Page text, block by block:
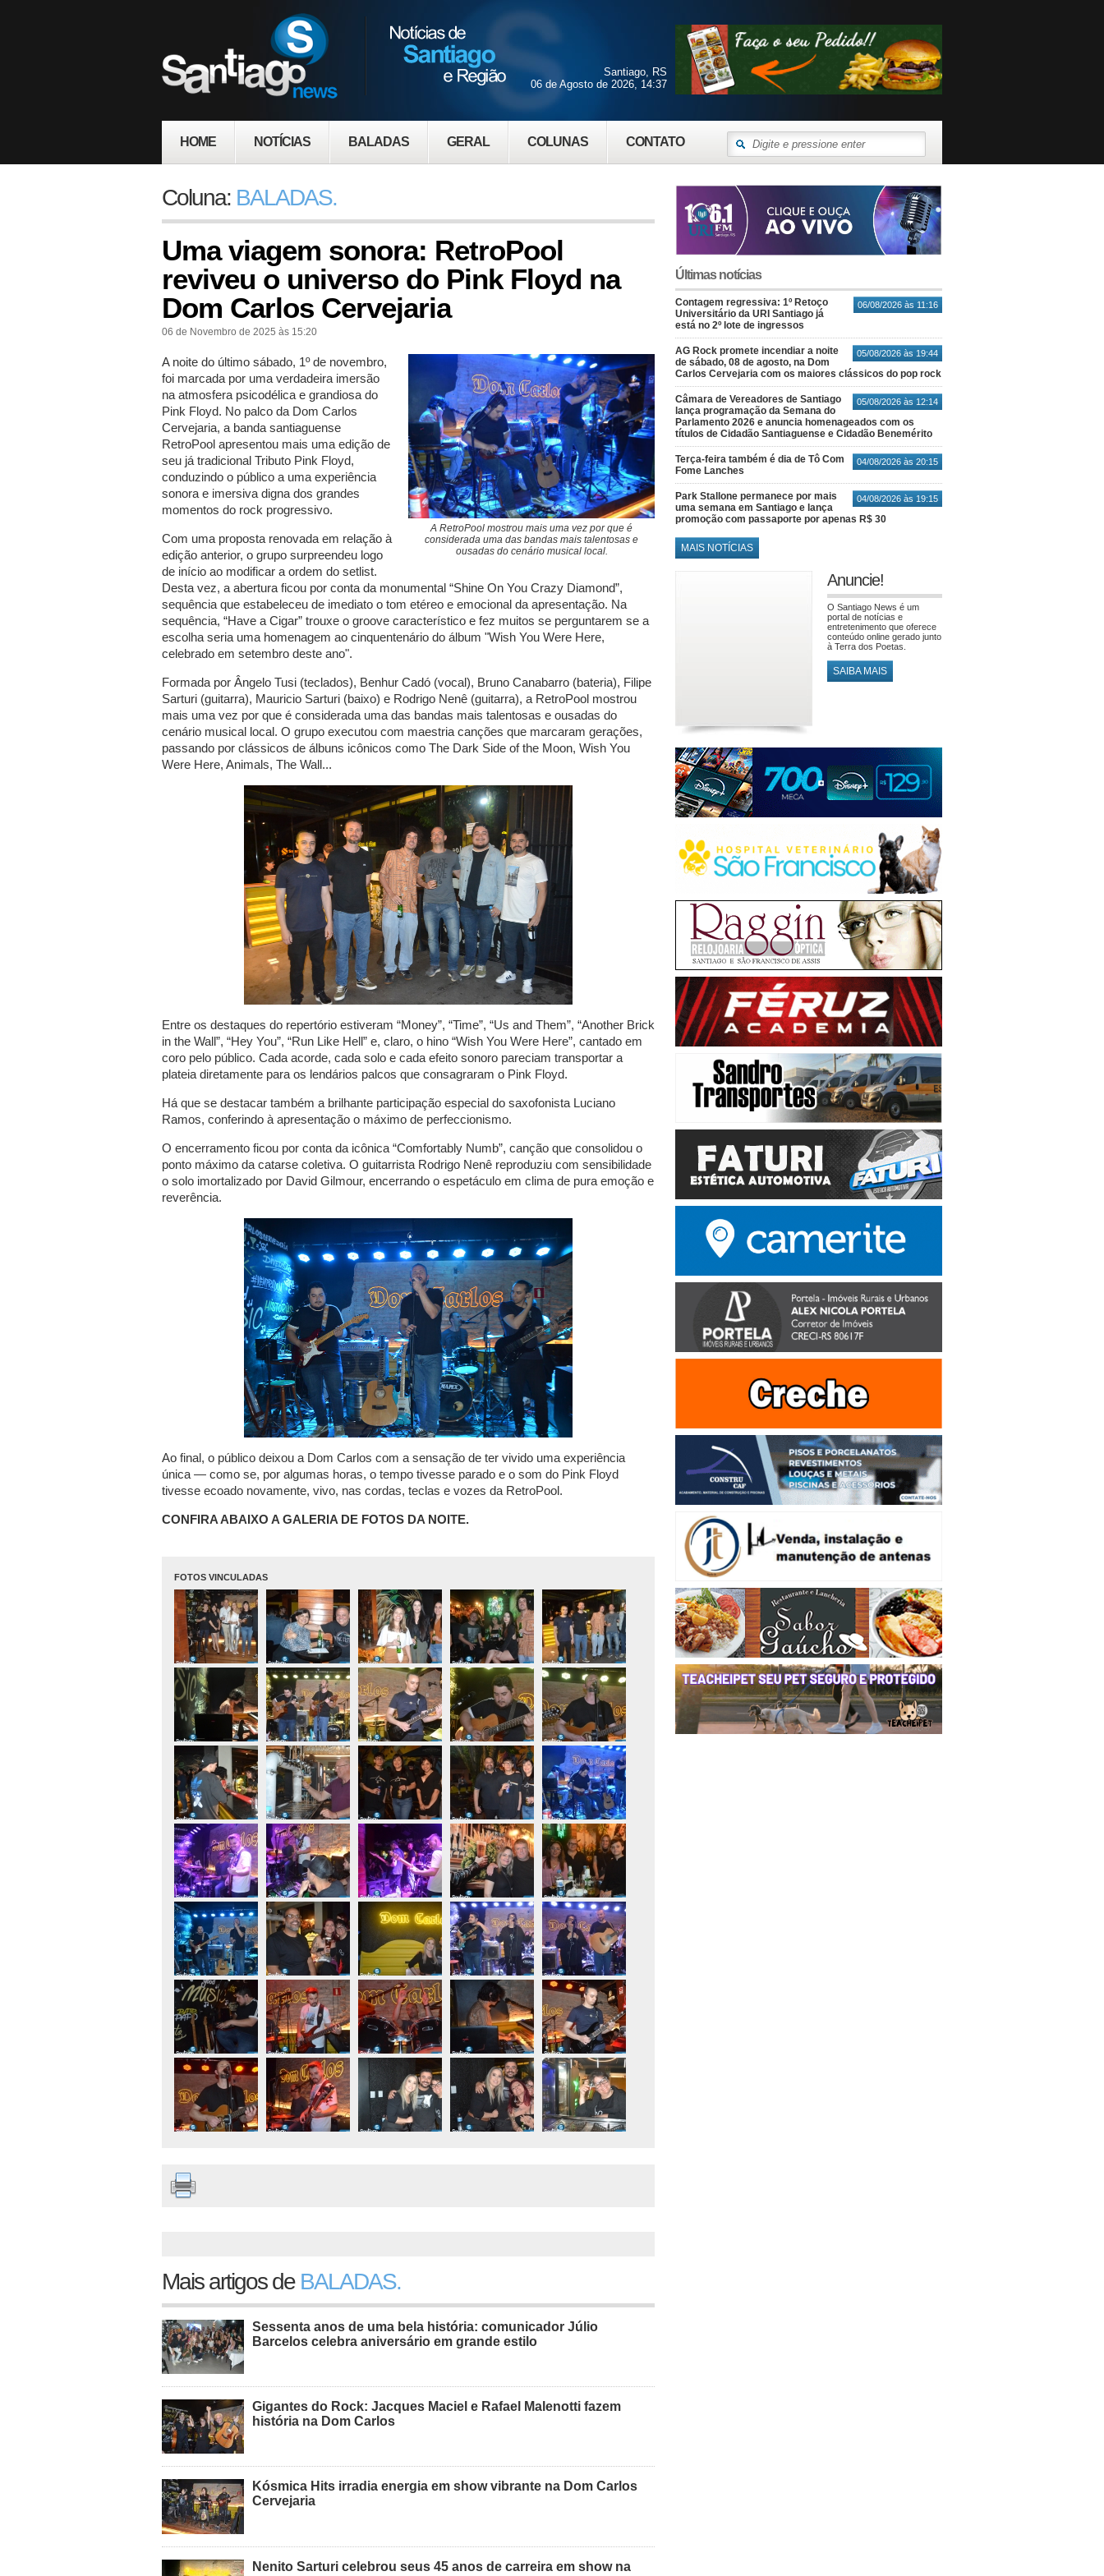
HOME NOTÍCIAS BALADAS GERAL COLUNAS CONTATO
Santiago, RS
06 de Agosto de 2026, 14:37
Coluna: BALADAS.
Uma viagem sonora: RetroPool
reviveu o universo do Pink Floyd na
Dom Carlos Cervejaria
06 de Novembro de 2025 às 15:20
A RetroPool mostrou mais uma vez por que é
considerada uma das bandas mais talentosas e
ousadas do cenário musical local.
A noite do último sábado, 1º de novembro,
foi marcada por uma verdadeira imersão
na atmosfera psicodélica e grandiosa do
Pink Floyd. No palco da Dom Carlos
Cervejaria, a banda santiaguense
RetroPool apresentou mais uma edição de
seu já tradicional Tributo Pink Floyd,
conduzindo o público a uma experiência
sonora e imersiva digna dos grandes
momentos do rock progressivo.
Com uma proposta renovada em relação à
edição anterior, o grupo surpreendeu logo
de início ao modificar a ordem do setlist.
Desta vez, a abertura ficou por conta da monumental “Shine On You Crazy Diamond”,
sequência que estabeleceu de imediato o tom etéreo e emocional da apresentação. Na
sequência, “Have a Cigar” trouxe o groove característico e fez muitos se perguntarem se a
escolha seria uma homenagem ao cinquentenário do álbum "Wish You Were Here,
celebrado em setembro deste ano".
Formada por Ângelo Tusi (teclados), Benhur Cadó (vocal), Bruno Canabarro (bateria), Filipe
Sarturi (guitarra), Mauricio Sarturi (baixo) e Rodrigo Nenê (guitarra), a RetroPool mostrou
mais uma vez por que é considerada uma das bandas mais talentosas e ousadas do
cenário musical local. O grupo executou com maestria canções que marcaram gerações,
passando por clássicos de álbuns icônicos como The Dark Side of the Moon, Wish You
Were Here, Animals, The Wall...
Entre os destaques do repertório estiveram “Money”, “Time”, “Us and Them”, “Another Brick
in the Wall”, “Hey You”, “Run Like Hell” e, claro, o hino “Wish You Were Here”, cantado em
coro pelo público. Cada acorde, cada solo e cada efeito sonoro pareciam transportar a
plateia diretamente para os lendários palcos que consagraram o Pink Floyd.
Há que se destacar também a brilhante participação especial do saxofonista Luciano
Ramos, conferindo à apresentação o máximo de perfeccionismo.
O encerramento ficou por conta da icônica “Comfortably Numb”, canção que consolidou o
ponto máximo da catarse coletiva. O guitarrista Rodrigo Nenê reproduziu com sensibilidade
o solo imortalizado por David Gilmour, encerrando o espetáculo em clima de pura emoção e
reverência.
Ao final, o público deixou a Dom Carlos com a sensação de ter vivido uma experiência
única — como se, por algumas horas, o tempo tivesse parado e o som do Pink Floyd
tivesse ecoado novamente, vivo, nas cordas, teclas e vozes da RetroPool.
CONFIRA ABAIXO A GALERIA DE FOTOS DA NOITE.
FOTOS VINCULADAS
Mais artigos de BALADAS.
Sessenta anos de uma bela história: comunicador Júlio
Barcelos celebra aniversário em grande estilo
Gigantes do Rock: Jacques Maciel e Rafael Malenotti fazem
história na Dom Carlos
Kósmica Hits irradia energia em show vibrante na Dom Carlos
Cervejaria
Nenito Sarturi celebrou seus 45 anos de carreira em show na
Últimas notícias
06/08/2026 às 11:16
Contagem regressiva: 1º Retoço
Universitário da URI Santiago já
está no 2º lote de ingressos
05/08/2026 às 19:44
AG Rock promete incendiar a noite
de sábado, 08 de agosto, na Dom
Carlos Cervejaria com os maiores clássicos do pop rock
05/08/2026 às 12:14
Câmara de Vereadores de Santiago
lança programação da Semana do
Parlamento 2026 e anuncia homenageados com os
títulos de Cidadão Santiaguense e Cidadão Benemérito
04/08/2026 às 20:15
Terça-feira também é dia de Tô Com
Fome Lanches
04/08/2026 às 19:15
Park Stallone permanece por mais
uma semana em Santiago e lança
promoção com passaporte por apenas R$ 30
MAIS NOTÍCIAS
Anuncie!
O Santiago News é um
portal de notícias e
entretenimento que oferece
conteúdo online gerado junto
à Terra dos Poetas.
SAIBA MAIS